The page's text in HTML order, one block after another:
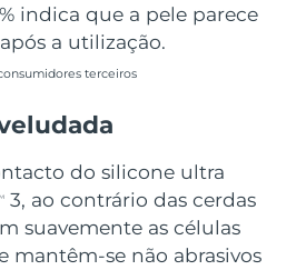
indica que a pele parece
a utilização.
terceiros
do silicone ultra
3, ao contrário das cerdas
suavemente as células
mantêm-se não abrasivos
Entrega prevista8/10/26
Entrega prevista
Entrega prevista